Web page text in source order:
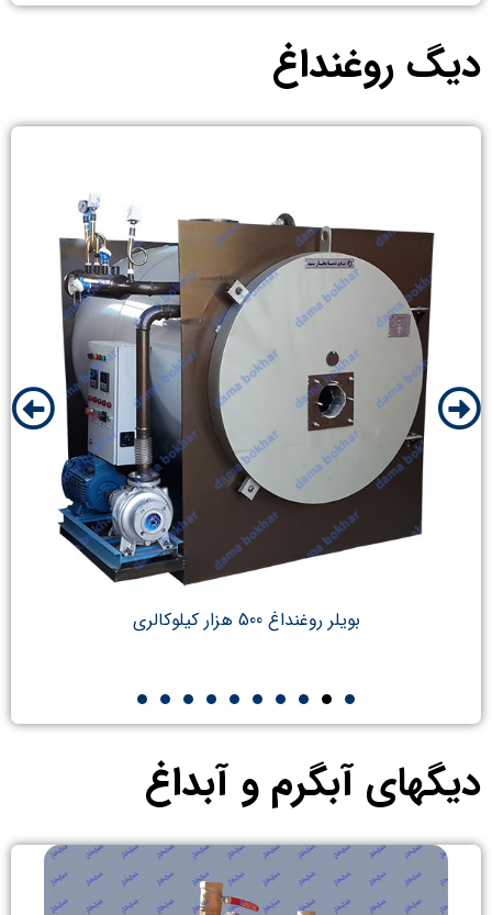
دیگ روغنداغ
بویلر روغنداغ 500 هزار کیلوکالری
دیگهای آبگرم و آبداغ